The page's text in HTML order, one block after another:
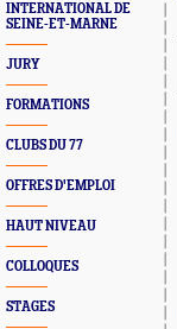
INTERNATIONAL DE
SEINE-ET-MARNE
JURY
FORMATIONS
CLUBS DU 77
OFFRES D'EMPLOI
HAUT NIVEAU
COLLOQUES
STAGES